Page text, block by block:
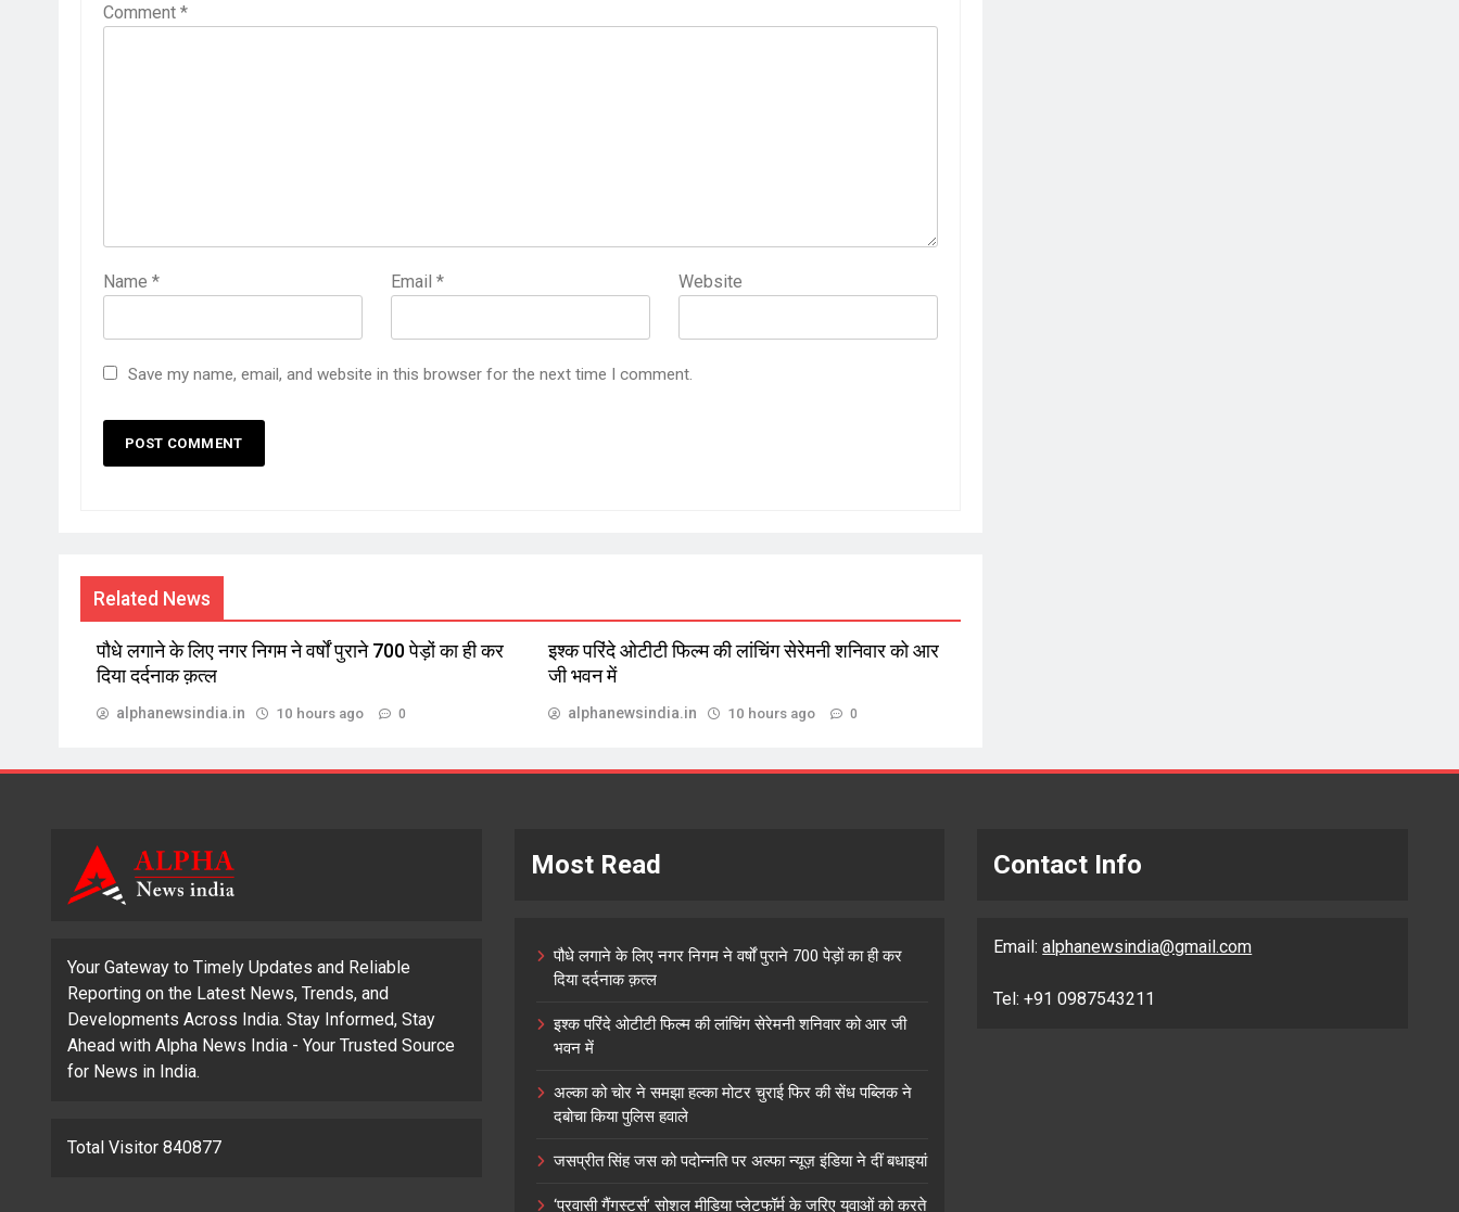
Comment *
Name * Email* Website
Save my name, email, and website in this browser for the next time I comment.
Related News
पौधे लगाने के लिए नगर निगम ने वर्षों पुराने 700 पेड़ों का ही कर
दिया दर्दनाक क़त्ल
alphanewsindia.in 10 hours ago 0
इश्क परिंदे ओटीटी फिल्म की लांचिंग सेरेमनी शनिवार को आर
जी भवन में
alphanewsindia.in 10 hours ago 0
Your Gateway to Timely Updates and Reliable
Reporting on the Latest News, Trends, and
Developments Across India. Stay Informed, Stay
Ahead with Alpha News India - Your Trusted Source
for News in India.
Total Visitor 840877
Most Read
पौधे लगाने के लिए नगर निगम ने वर्षों पुराने 700 पेड़ों का ही कर
दिया दर्दनाक क़त्ल
इश्क परिंदे ओटीटी फिल्म की लांचिंग सेरेमनी शनिवार को आर जी
भवन में
अल्का को चोर ने समझा हल्का मोटर चुराई फिर की सेंध पब्लिक ने
दबोचा किया पुलिस हवाले
जसप्रीत सिंह जस को पदोन्नति पर अल्फा न्यूज़ इंडिया ने दीं बधाइयां
‘प्रवासी गैंगस्टर्स’ सोशल मीडिया प्लेटफॉर्म के जरिए युवाओं को करते
Contact Info
Email:alphanewsindia@gmail.com
Tel: +91 0987543211